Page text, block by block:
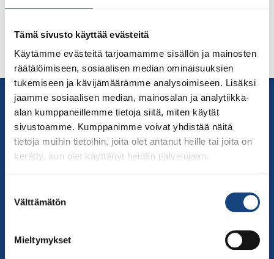
Tämä sivusto käyttää evästeitä
Käytämme evästeitä tarjoamamme sisällön ja mainosten
räätälöimiseen, sosiaalisen median ominaisuuksien
tukemiseen ja kävijämäärämme analysoimiseen. Lisäksi
jaamme sosiaalisen median, mainosalan ja analytiikka-
alan kumppaneillemme tietoja siitä, miten käytät
sivustoamme. Kumppanimme voivat yhdistää näitä
tietoja muihin tietoihin, joita olet antanut heille tai joita on
kerätty, kun olet käyttänyt heidän palvelujaan.
valinta
Välttämätön
Mieltymykset
Lisätiedot myöhemmin.
Yhteystiedot
Suomen Judoliitto
Olympiastadion
Paavo Nurmen tie 1
00250 Helsinki
Sivut